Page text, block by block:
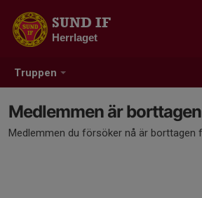
Truppen
SUND IF
Herrlaget
Medlemmen är borttagen
Medlemmen du försöker nå är borttagen